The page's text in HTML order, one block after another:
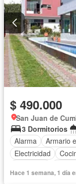
$ 490.000
San Juan de
3 Dormitorios
Alarma
Armario
Electricidad
Cuarto de servicio
Hace 1 semana, 1 día